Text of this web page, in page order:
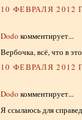
10 ФЕВРАЛЯ 2012
Dodo комментирует...
Вербочка, всё, что в
10 ФЕВРАЛЯ 2012
Dodo комментирует...
Я ссылаюсь для